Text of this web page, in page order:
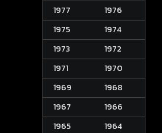
1977
1976
1975
1974
1973
1972
1971
1970
1969
1968
1967
1966
1965
1964